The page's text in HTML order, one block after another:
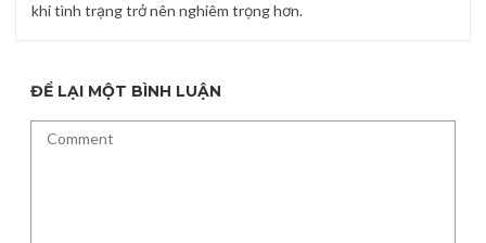
khi tình trạng trở nên nghiêm trọng hơn.
ĐỂ LẠI MỘT BÌNH LUẬN